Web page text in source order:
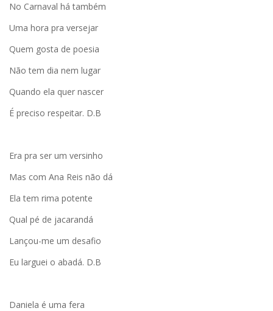
No Carnaval há também
Uma hora pra versejar
Quem gosta de poesia
Não tem dia nem lugar
Quando ela quer nascer
É preciso respeitar. D.B
Era pra ser um versinho
Mas com Ana Reis não dá
Ela tem rima potente
Qual pé de jacarandá
Lançou-me um desafio
Eu larguei o abadá. D.B
Daniela é uma fera